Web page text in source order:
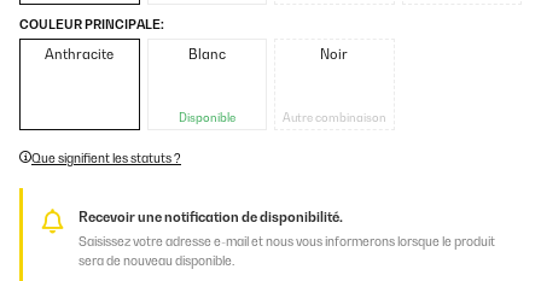
COULEUR PRINCIPALE:
Anthracite Blanc
Disponible
Noir
Autre combinaison
Que signifient les statuts ?
Recevoir une notification de disponibilité.
Saisissez votre adresse e-mail et nous vous informerons lorsque le produit
sera de nouveau disponible.